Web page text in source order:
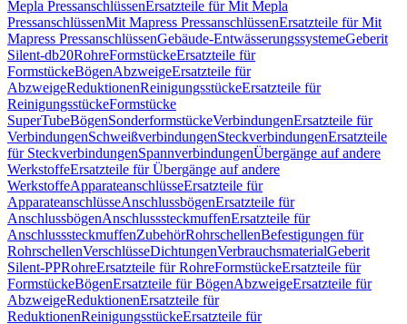
Mepla PressanschlüssenErsatzteile für Mit Mepla
PressanschlüssenMit Mapress PressanschlüssenErsatzteile für Mit
Mapress PressanschlüssenGebäude-EntwässerungssystemeGeberit
Silent-db20RohreFormstückeErsatzteile für
FormstückeBögenAbzweigeErsatzteile für
AbzweigeReduktionenReinigungsstückeErsatzteile für
ReinigungsstückeFormstücke
SuperTubeBögenSonderformstückeVerbindungenErsatzteile für
VerbindungenSchweißverbindungenSteckverbindungenErsatzteile
für SteckverbindungenSpannverbindungenÜbergänge auf andere
WerkstoffeErsatzteile für Übergänge auf andere
WerkstoffeApparateanschlüsseErsatzteile für
ApparateanschlüsseAnschlussbögenErsatzteile für
AnschlussbögenAnschlusssteckmuffenErsatzteile für
AnschlusssteckmuffenZubehörRohrschellenBefestigungen für
RohrschellenVerschlüsseDichtungenVerbrauchsmaterialGeberit
Silent-PPRohreErsatzteile für RohreFormstückeErsatzteile für
FormstückeBögenErsatzteile für BögenAbzweigeErsatzteile für
AbzweigeReduktionenErsatzteile für
ReduktionenReinigungsstückeErsatzteile für